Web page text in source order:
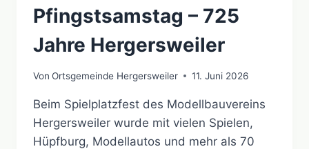
Pfingstsamstag – 725
Jahre Hergersweiler
Von Ortsgemeinde Hergersweiler 11. Juni 2026
Beim Spielplatzfest des Modellbauvereins
Hergersweiler wurde mit vielen Spielen,
Hüpfburg, Modellautos und mehr als 70